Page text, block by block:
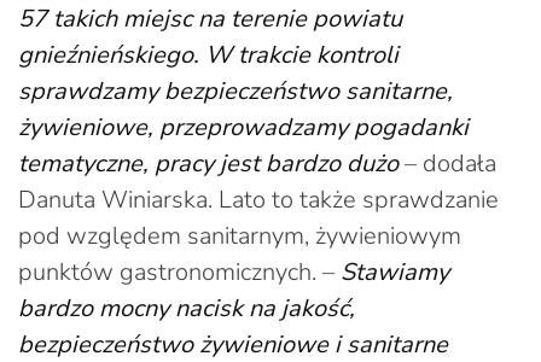
57 takich miejsc na terenie powiatu
gnieźnieńskiego. W trakcie kontroli
sprawdzamy bezpieczeństwo sanitarne,
żywieniowe, przeprowadzamy pogadanki
tematyczne, pracy jest bardzo dużo– dodała
Danuta Winiarska. Lato to także sprawdzanie
pod względem sanitarnym, żywieniowym
punktów gastronomicznych. – Stawiamy
bardzo mocny nacisk na jakość,
bezpieczeństwo żywieniowe i sanitarne